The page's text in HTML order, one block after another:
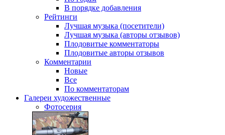
В порядке добавления
Рейтинги
Лучшая музыка (посетители)
Лучшая музыка (авторы отзывов)
Плодовитые комментаторы
Плодовитые авторы отзывов
Комментарии
Новые
Все
По комментаторам
Галереи художественные
Фотосерия